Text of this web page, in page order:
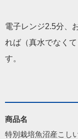
電子レンジ2.5分、
れば（真水でなく
す。
商品名
特別栽培魚沼産こし